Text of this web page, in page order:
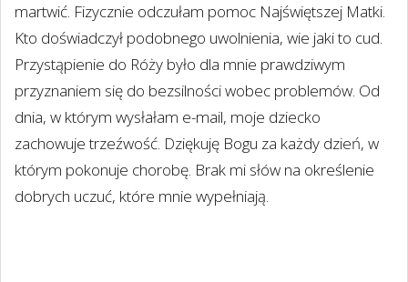
martwić. Fizycznie odczułam pomoc Najświętszej Matki.
Kto doświadczył podobnego uwolnienia, wie jaki to cud.
Przystąpienie do Róży było dla mnie prawdziwym
przyznaniem się do bezsilności wobec problemów. Od
dnia, w którym wysłałam e-mail, moje dziecko
zachowuje trzeźwość. Dziękuję Bogu za każdy dzień, w
którym pokonuje chorobę. Brak mi słów na określenie
dobrych uczuć, które mnie wypełniają.